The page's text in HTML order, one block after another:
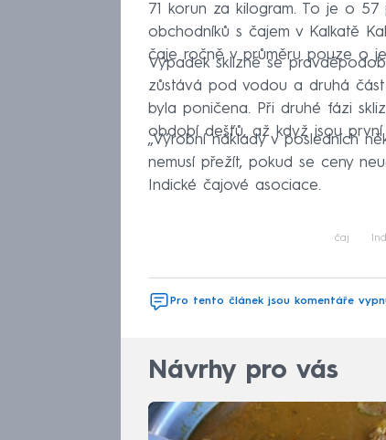
71 korun za kilogram. To je o
obchodníků s čajem v Kalkatě
čaje ročně v průměru pouze o
Výpadek sklizně se
zůstává pod vodou a druhá
byla poničena. Při druhé fázi
období dešťů, až když jsou první
„Výrobní náklady v posledních
nemusí přežít, pokud se ceny
Indické čajové asociace.
čaj
Pro tento článek jsou komentáře
Návrhy pro vás